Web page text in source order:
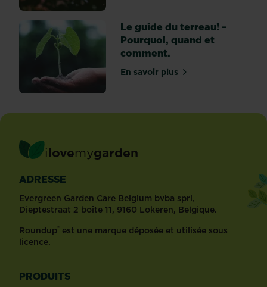
Le guide du terreau! –
Pourquoi, quand et
comment.
En savoir plussur Le guide du terreau!
ilovemygarden
ADRESSE
Evergreen Garden Care Belgium bvba sprl,
Dieptestraat 2 boîte 11, 9160 Lokeren, Belgique.
Roundup® est une marque déposée et utilisée sous
licence.
PRODUITS